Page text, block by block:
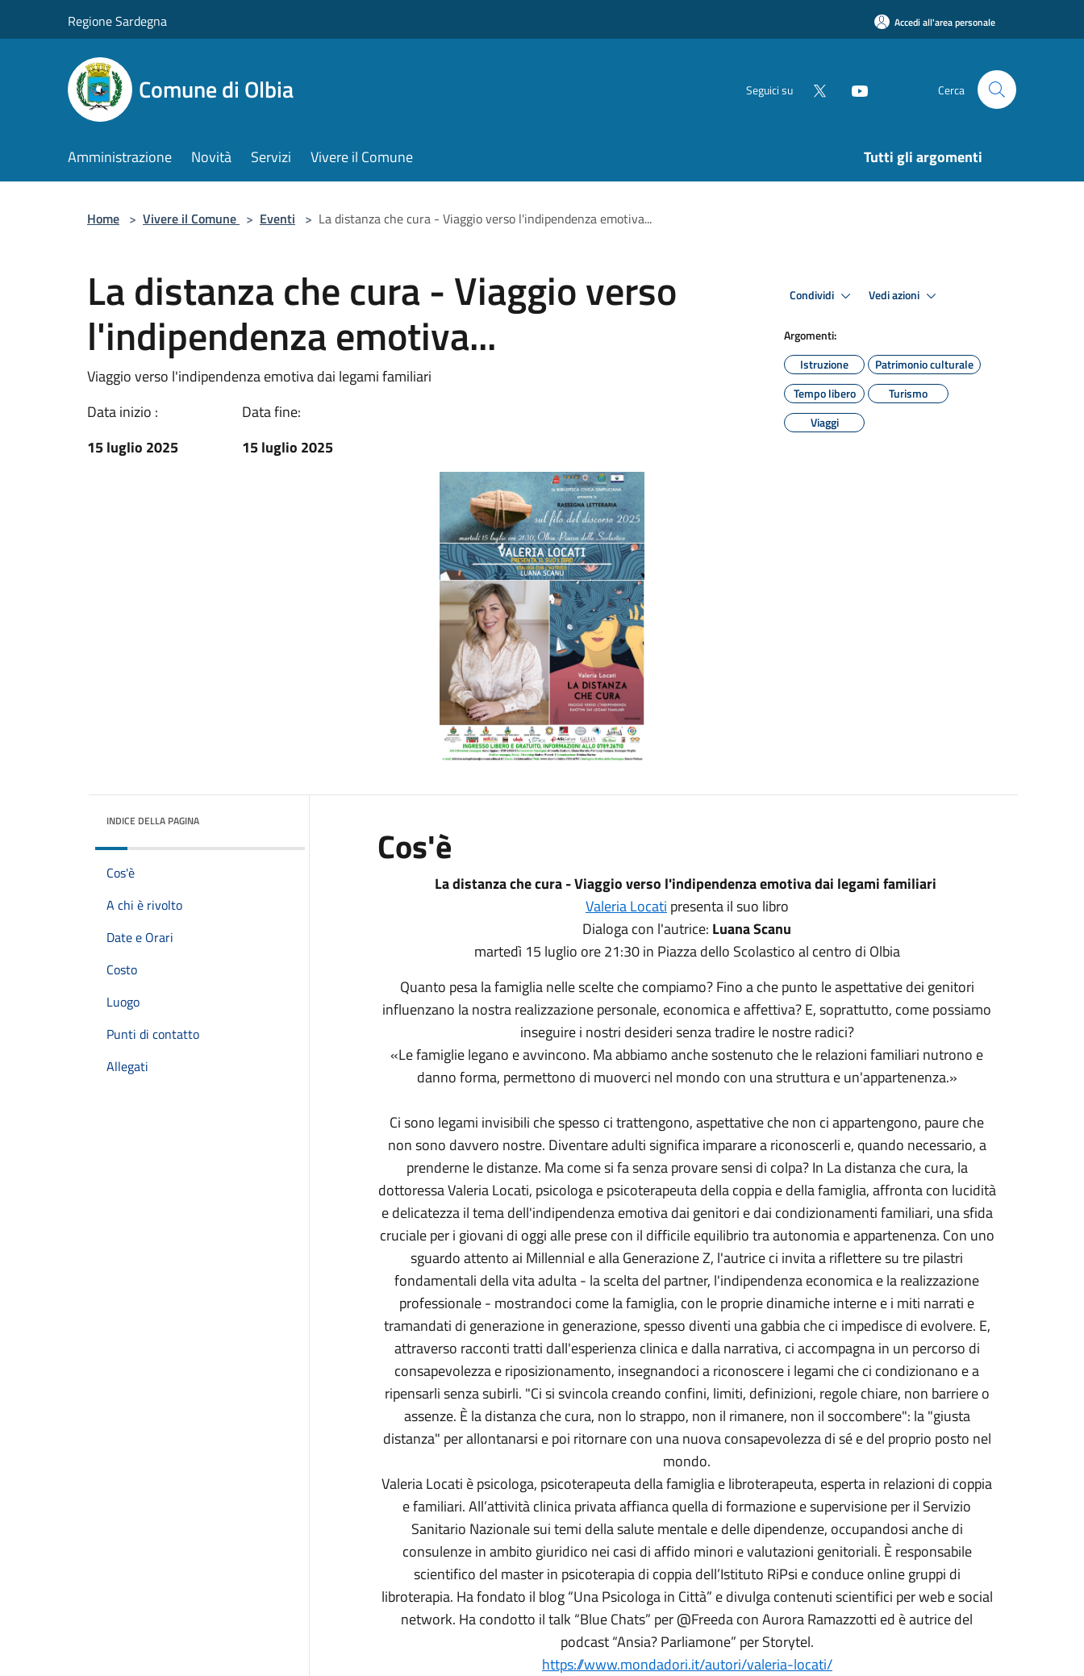
Regione Sardegna Accedi all'area personale
Comune di Olbia Seguici su Cerca
Amministrazione Novità Servizi Vivere il Comune Tutti gli argomenti
Home > Vivere il Comune > Eventi > La distanza che cura - Viaggio verso l'indipendenza emotiva...
La distanza che cura - Viaggio verso
l'indipendenza emotiva...
Viaggio verso l'indipendenza emotiva dai legami familiari
Data inizio :
15 luglio 2025
Data fine:
15 luglio 2025
Condividi Vedi azioni
Argomenti:
Istruzione
Patrimonio culturale
Tempo libero
Turismo
Viaggi
INDICE DELLA PAGINA
Cos'è
A chi è rivolto
Date e Orari
Costo
Luogo
Punti di contatto
Allegati
Cos'è
La distanza che cura - Viaggio verso l'indipendenza emotiva dai legami familiari
Valeria Locati presenta il suo libro
Dialoga con l'autrice: Luana Scanu
martedì 15 luglio ore 21:30 in Piazza dello Scolastico al centro di Olbia
Quanto pesa la famiglia nelle scelte che compiamo? Fino a che punto le aspettative dei genitori
influenzano la nostra realizzazione personale, economica e affettiva? E, soprattutto, come possiamo
inseguire i nostri desideri senza tradire le nostre radici?
«Le famiglie legano e avvincono. Ma abbiamo anche sostenuto che le relazioni familiari nutrono e
danno forma, permettono di muoverci nel mondo con una struttura e un'appartenenza.»
Ci sono legami invisibili che spesso ci trattengono, aspettative che non ci appartengono, paure che
non sono davvero nostre. Diventare adulti significa imparare a riconoscerli e, quando necessario, a
prenderne le distanze. Ma come si fa senza provare sensi di colpa? In La distanza che cura, la
dottoressa Valeria Locati, psicologa e psicoterapeuta della coppia e della famiglia, affronta con lucidità
e delicatezza il tema dell'indipendenza emotiva dai genitori e dai condizionamenti familiari, una sfida
cruciale per i giovani di oggi alle prese con il difficile equilibrio tra autonomia e appartenenza. Con uno
sguardo attento ai Millennial e alla Generazione Z, l'autrice ci invita a riflettere su tre pilastri
fondamentali della vita adulta - la scelta del partner, l'indipendenza economica e la realizzazione
professionale - mostrandoci come la famiglia, con le proprie dinamiche interne e i miti narrati e
tramandati di generazione in generazione, spesso diventi una gabbia che ci impedisce di evolvere. E,
attraverso racconti tratti dall'esperienza clinica e dalla narrativa, ci accompagna in un percorso di
consapevolezza e riposizionamento, insegnandoci a riconoscere i legami che ci condizionano e a
ripensarli senza subirli. "Ci si svincola creando confini, limiti, definizioni, regole chiare, non barriere o
assenze. È la distanza che cura, non lo strappo, non il rimanere, non il soccombere": la "giusta
distanza" per allontanarsi e poi ritornare con una nuova consapevolezza di sé e del proprio posto nel
mondo.
Valeria Locati è psicologa, psicoterapeuta della famiglia e libroterapeuta, esperta in relazioni di coppia
e familiari. All’attività clinica privata affianca quella di formazione e supervisione per il Servizio
Sanitario Nazionale sui temi della salute mentale e delle dipendenze, occupandosi anche di
consulenze in ambito giuridico nei casi di affido minori e valutazioni genitoriali. È responsabile
scientifico del master in psicoterapia di coppia dell’Istituto RiPsi e conduce online gruppi di
libroterapia. Ha fondato il blog “Una Psicologa in Città” e divulga contenuti scientifici per web e social
network. Ha condotto il talk “Blue Chats” per @Freeda con Aurora Ramazzotti ed è autrice del
podcast “Ansia? Parliamone” per Storytel.
https://www.mondadori.it/autori/valeria-locati/